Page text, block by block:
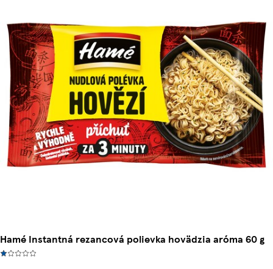
Hamé Instantná rezancová polievka hovädzia aróma 60 g